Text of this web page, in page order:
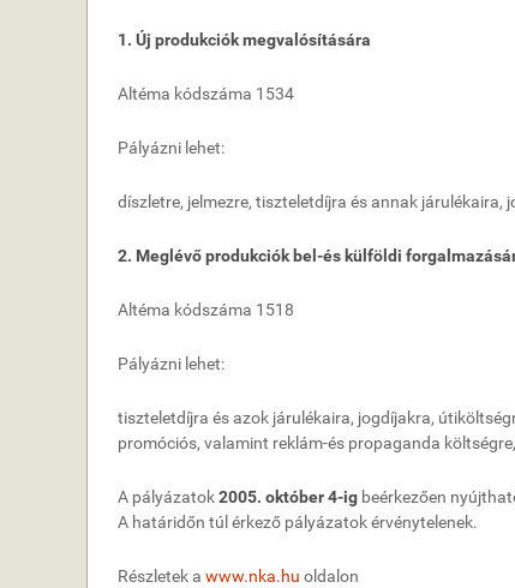
1. Új produkciók megvalósítására
Altéma kódszáma 1534
Pályázni lehet:
díszletre, jelmezre, tiszteletdíjra és annak
2. Meglévő produkciók bel-és külföldi
Altéma kódszáma 1518
Pályázni lehet:
tiszteletdíjra és azok járulékaira, jogdíjakra,
promóciós, valamint reklám-és propaganda
A pályázatok2005. október 4-ig beérkezően
A határidőn túl érkező pályázatok érvénytelenek.
Részletek a www.nka.hu oldalon